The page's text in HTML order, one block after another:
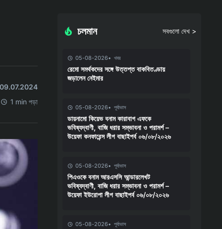
09.07.2024
1 min পড়া
চলমান সবগুলো দেখ >
05-08-2026 খবর
রেমো সমর্থকদের সঙ্গে উত্তপ্ত বাকবিতণ্ডায়
জড়ালেন নেইমার
05-08-2026 পূর্বাভাস
ডায়নামো কিয়েভ বনাম কারাবাগ এফকে
ভবিষ্যদ্বাণী, বাজি ধরার সম্ভাবনা ও পরামর্শ –
উয়েফা কনফারেন্স লীগ বাছাইপর্ব ০৬/০৮/২০২৬
05-08-2026 পূর্বাভাস
পিএওকে বনাম আরএসসি আন্ডারলেখট
ভবিষ্যদ্বাণী, বাজি ধরার সম্ভাবনা ও পরামর্শ –
উয়েফা ইউরোপা লীগ বাছাইপর্ব ০৬/০৮/২০২৬
05-08-2026 পূর্বাভাস